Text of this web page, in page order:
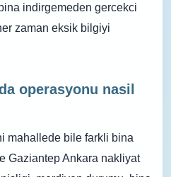
indirgemeden gercekci
zaman eksik bilgiyi
operasyonu nasil
mahallede bile farkli bina
Gaziantep Ankara nakliyat